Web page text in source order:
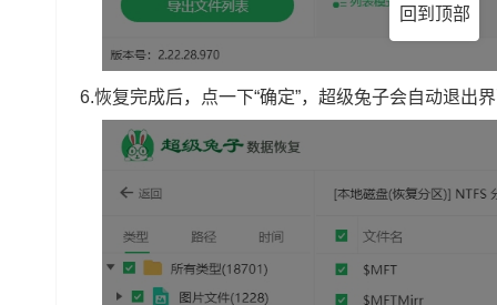
6.恢复完成后，点一下“确定”，超级兔子会自动退出
回到顶部